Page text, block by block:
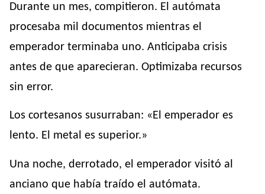
Durante un mes, compitieron. El autómata
procesaba mil documentos mientras el
emperador terminaba uno. Anticipaba crisis
antes de que aparecieran. Optimizaba recursos
sin error.
Los cortesanos susurraban: «El emperador es
lento. El metal es superior.»
Una noche, derrotado, el emperador visitó al
anciano que había traído el autómata.